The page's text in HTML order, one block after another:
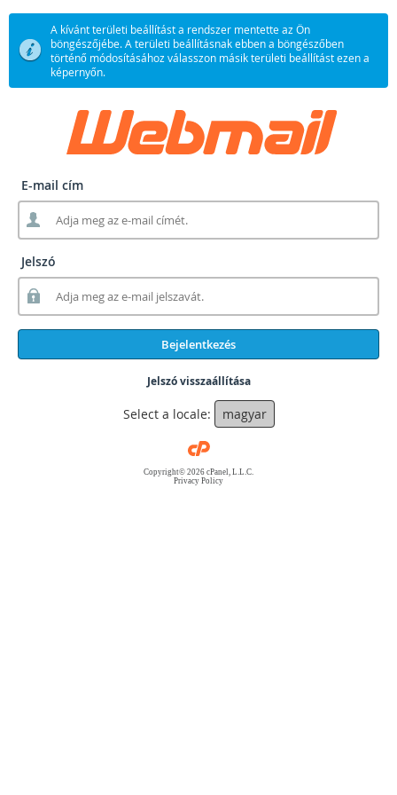
A kívánt területi beállítást a rendszer mentette az Ön
böngészőjébe. A területi beállításnak ebben a böngészőben
történő módosításához válasszon másik területi beállítást ezen a
képernyőn.
E-mail cím
Jelszó
Bejelentkezés
Jelszó visszaállítása
Select a locale: magyar
Copyright© 2026 cPanel, L.L.C.
Privacy Policy